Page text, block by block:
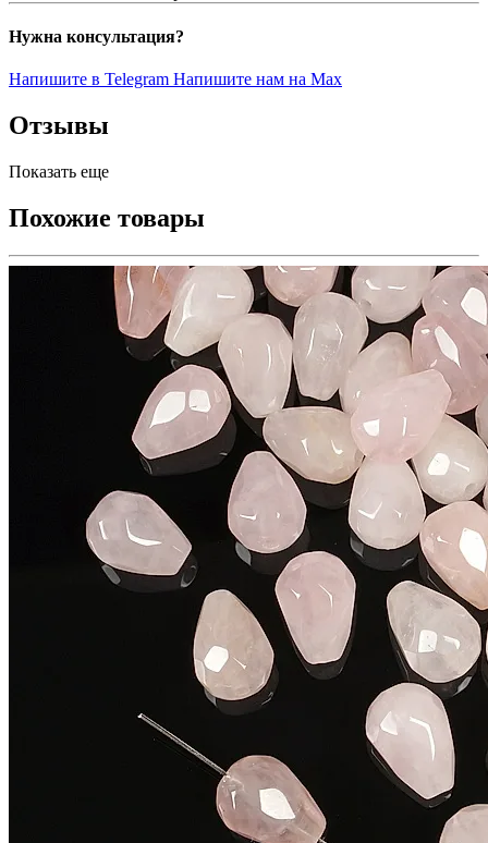
Нужна консультация?
Напишите в Telegram Напишите нам на Max
Отзывы
Показать еще
Похожие товары